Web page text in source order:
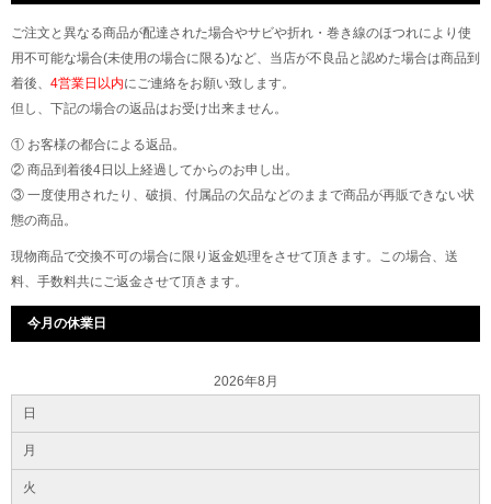
ご注文と異なる商品が配達された場合やサビや折れ・巻き線のほつれにより使
用不可能な場合(未使用の場合に限る)など、当店が不良品と認めた場合は商品到
着後、 4営業日以内にご連絡をお願い致します。
但し、下記の場合の返品はお受け出来ません。
① お客様の都合による返品。
② 商品到着後4日以上経過してからのお申し出。
③ 一度使用されたり、破損、付属品の欠品などのままで商品が再販できない状
態の商品。
現物商品で交換不可の場合に限り返金処理をさせて頂きます。この場合、送
料、手数料共にご返金させて頂きます。
今月の休業日
2026年8月
日
月
火